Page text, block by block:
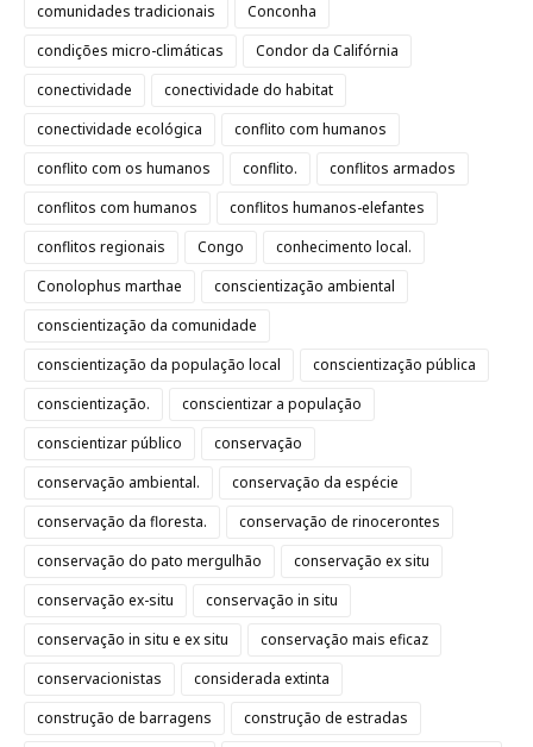
comunidades tradicionais
Conconha
condições micro-climáticas
Condor da Califórnia
conectividade
conectividade do habitat
conectividade ecológica
conflito com humanos
conflito com os humanos
conflito.
conflitos armados
conflitos com humanos
conflitos humanos-elefantes
conflitos regionais
Congo
conhecimento local.
Conolophus marthae
conscientização ambiental
conscientização da comunidade
conscientização da população local
conscientização pública
conscientização.
conscientizar a população
conscientizar público
conservação
conservação ambiental.
conservação da espécie
conservação da floresta.
conservação de rinocerontes
conservação do pato mergulhão
conservação ex situ
conservação ex-situ
conservação in situ
conservação in situ e ex situ
conservação mais eficaz
conservacionistas
considerada extinta
construção de barragens
construção de estradas